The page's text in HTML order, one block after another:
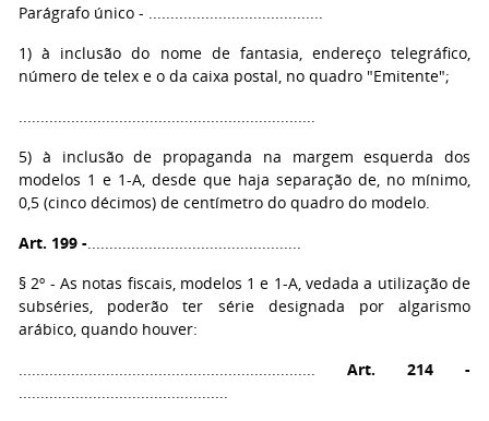
Parágrafo único - ........................................
1) à inclusão do nome de fantasia, endereço telegráfico,
número de telex e o da caixa postal, no quadro "Emitente";
....................................................................
5) à inclusão de propaganda na margem esquerda dos
modelos 1 e 1-A, desde que haja separação de, no mínimo,
0,5 (cinco décimos) de centímetro do quadro do modelo.
Art. 199 -.................................................
§ 2º - As notas fiscais, modelos 1 e 1-A, vedada a utilização de
subséries, poderão ter série designada por algarismo
arábico, quando houver:
.................................................................... Art. 214 -
................................................